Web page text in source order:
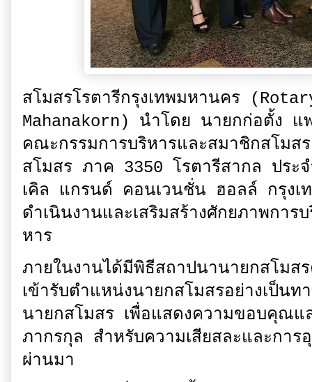
สโมสรโรตารีกรุงเทพมหานคร
Mahanakorn) นำโดย นายกก่อตั้ง
คณะกรรมการบริหารและสมาชิกสโม
สโมสร ภาค 3350 โรตารีสากล ประ
เคิล แกรนด์ คอนเวนชั่น ฮอลล์ กรุงเ
ดำเนินงานและเสริมสร้างศักยภาพกา
หาร
ภายในงานได้มีพิธีสถาปนานายกสโม
เข้ารับตำแหน่งนายกสโมสรอย่างเป็น
นายกสโมสร เพื่อแสดงความขอบคุณ
ภากรกุล สำหรับความเสียสละและกา
ผ่านมา